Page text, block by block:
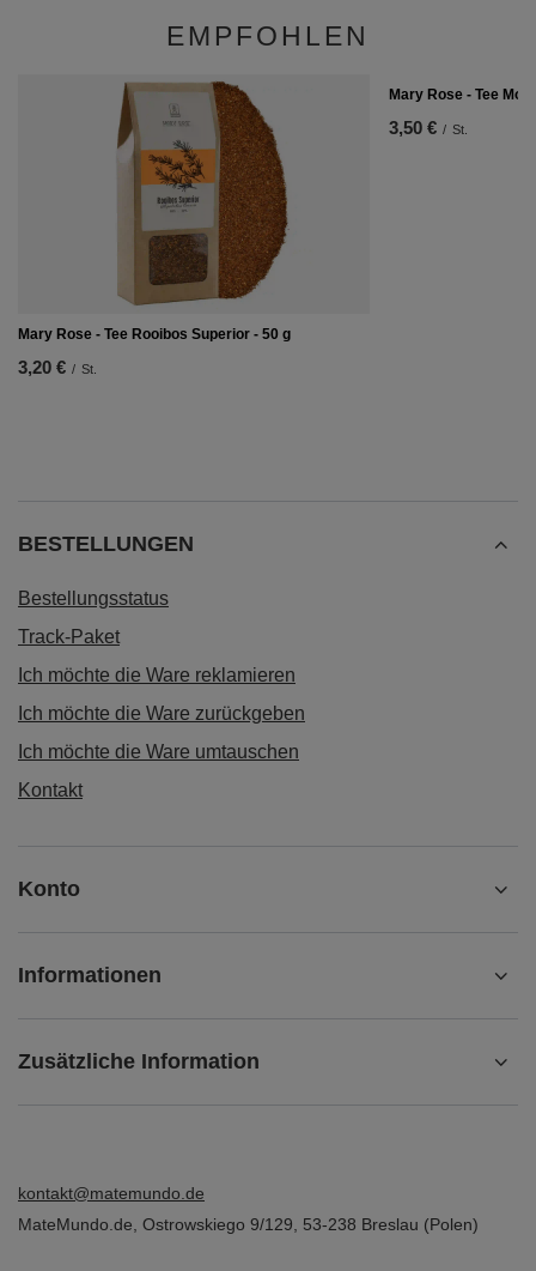
EMPFOHLEN
Mary Rose - Tee Rooibos Superior - 50 g
3,20 € / St.
Mary Rose - Tee
3,50 € / St.
BESTELLUNGEN
Bestellungsstatus
Track-Paket
Ich möchte die Ware reklamieren
Ich möchte die Ware zurückgeben
Ich möchte die Ware umtauschen
Kontakt
Konto
Informationen
Zusätzliche Information
kontakt@matemundo.de
MateMundo.de Ostrowskiego 9/129 53-238 Breslau (Polen)